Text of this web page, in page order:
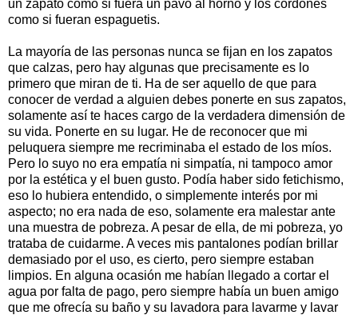
un zapato como si fuera un pavo al horno y los cordones
como si fueran espaguetis.
La mayoría de las personas nunca se fijan en los zapatos
que calzas, pero hay algunas que precisamente es lo
primero que miran de ti. Ha de ser aquello de que para
conocer de verdad a alguien debes ponerte en sus zapatos,
solamente así te haces cargo de la verdadera dimensión de
su vida. Ponerte en su lugar. He de reconocer que mi
peluquera siempre me recriminaba el estado de los míos.
Pero lo suyo no era empatía ni simpatía, ni tampoco amor
por la estética y el buen gusto. Podía haber sido fetichismo,
eso lo hubiera entendido, o simplemente interés por mi
aspecto; no era nada de eso, solamente era malestar ante
una muestra de pobreza. A pesar de ella, de mi pobreza, yo
trataba de cuidarme. A veces mis pantalones podían brillar
demasiado por el uso, es cierto, pero siempre estaban
limpios. En alguna ocasión me habían llegado a cortar el
agua por falta de pago, pero siempre había un buen amigo
que me ofrecía su baño y su lavadora para lavarme y lavar